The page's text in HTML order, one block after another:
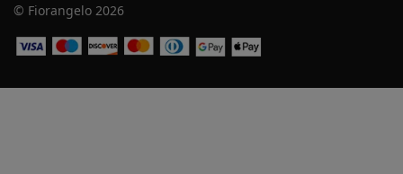
© Fiorangelo 2026